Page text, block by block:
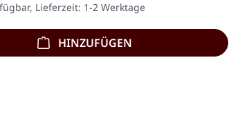
Lieferzeit: 1-2 Werktage
HINZUFÜGEN